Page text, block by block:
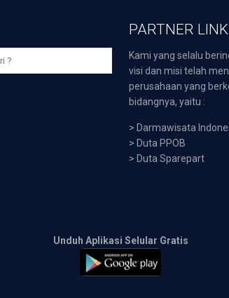
PARTNER LINK
Kami yang selalu
visi dan misi telah
perusahaan yang
bidangnya, yaitu :
> Darmawisata
> Duta PPOB
> Duta Sparepart
Unduh Aplikasi Selular Gratis